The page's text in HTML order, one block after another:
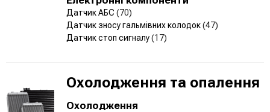
Датчик АБС (70)
Датчик зносу гальмівних колодок(47)
Датчик стоп сигналу(17)
Охолодження та опалення
Охолодження